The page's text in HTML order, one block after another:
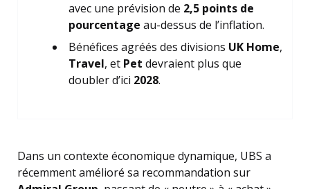
avec une prévision de 2,5 points de
pourcentage au-dessus de l’inflation.
Bénéfices agréés des divisions UK Home,
Travel, et Pet devraient plus que
doubler d’ici 2028.
Dans un contexte économique dynamique, UBS a
récemment amélioré sa recommandation sur